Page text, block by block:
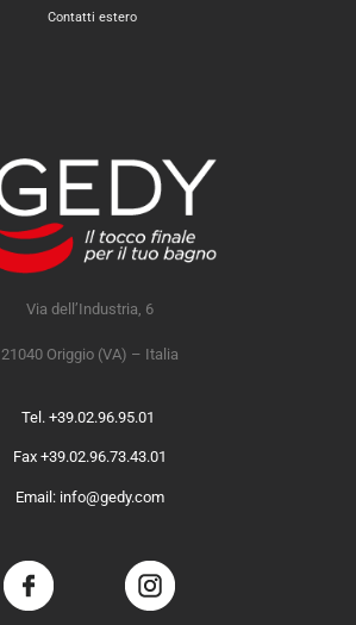
Contatti estero
Via dell’Industria, 6
21040 Origgio (VA) – Italia
Tel. +39.02.96.95.01
Fax +39.02.96.73.43.01
Email: info@gedy.com